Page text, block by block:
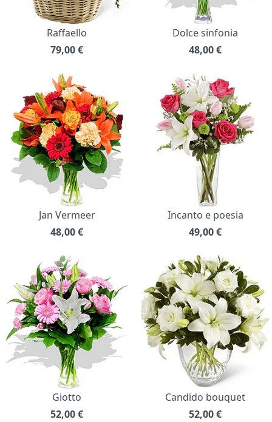
Raffaello
79,00€
Dolce sinfonia
48,00€
Jan Vermeer
48,00€
Incanto e poesia
49,00€
Giotto
52,00€
Candido bouquet
52,00€